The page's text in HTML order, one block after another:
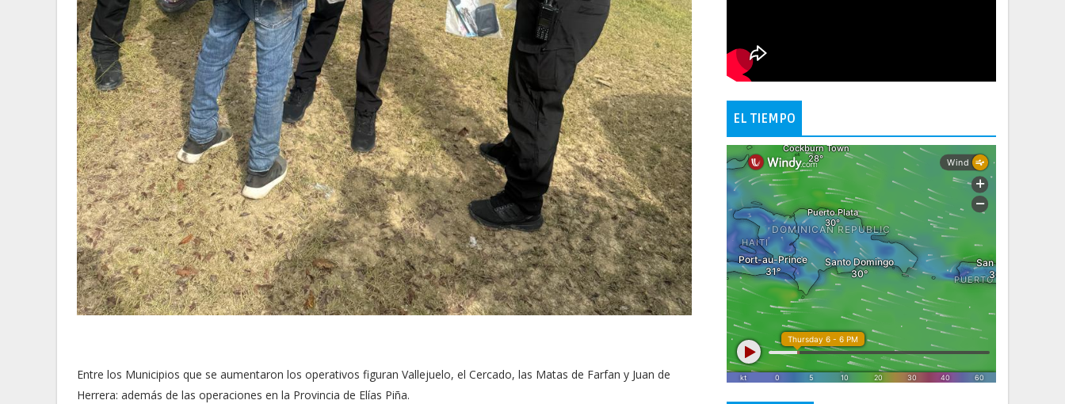
Entre los Municipios que se aumentaron los operativos figuran Vallejuelo, el Cercado, las Matas de Farfan y Juan de
Herrera: además de las operaciones en la Provincia de Elías Piña.
EL TIEMPO